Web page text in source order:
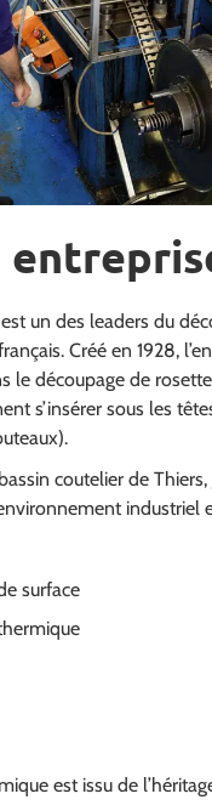
un des leaders du
Créé en 1928,
le découpage de
s’insérer sous les
coutelier de
industriel
surface
est issu de